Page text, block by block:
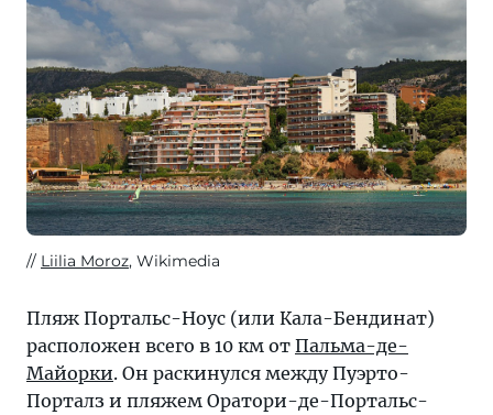
Liilia Moroz, Wikimedia
Пляж Портальс-Ноус (или Кала-Бендинат)
расположен всего в 10 км от Пальма-де-
Майорки. Он раскинулся между Пуэрто-
Порталз и пляжем Оратори-де-Портальс-